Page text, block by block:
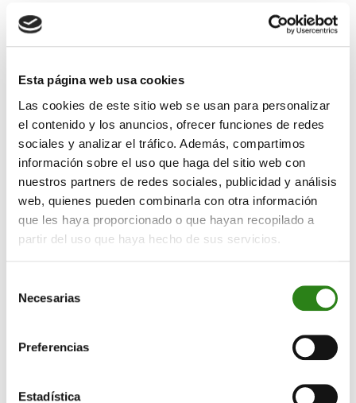
Esta página web usa cookies
Las cookies de este sitio web se usan para personalizar
el contenido y los anuncios, ofrecer funciones de redes
sociales y analizar el tráfico. Además, compartimos
información sobre el uso que haga del sitio web con
nuestros partners de redes sociales, publicidad y análisis
web, quienes pueden combinarla con otra información
que les haya proporcionado o que hayan recopilado a
partir del uso que haya hecho de sus servicios.
Necesarias
Preferencias
Estadística
El BCE ha bajado los tipos al 2%, tal y como esperaba
el mercado, pero Lagarde ha dado un mensaje claro de
que ahora se encuentran en un nivel razonable y el cual
intención de volver a bajar los tipos salvo que tengan
que intervenir por algún tipo de shock que ahora no
contemplan.
Además, el máximo organismo monetario europeo,
parece declarar victoria sobre la inflación. Por las
declaraciones de Lagarde, donde ha hecho referencia
a los hechos que provocaron una inflación más alta de
lo deseado en los años anteriores, ahora es algo que
La apreciación del Euro vs el Dólar es el movimiento
más destacable de los activos financieros después de
evidencia que el discurso de la presidenta del Banco
restrictiva de lo que quizá estimaba el consenso.